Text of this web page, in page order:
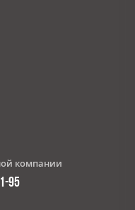
компании
95